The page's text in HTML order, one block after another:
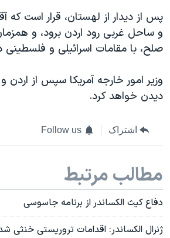
پس از دیدار از لهستان، قرار است که
و ساحل غربی رود اردن برود، و
صلح، با مقامات اسرائیلی و فلسطینی
وزیر امور خارجه آمریکا سپس از اردن
دیدن خواهد کرد.
اشتراک Follow us
مطالب مرتبط
دفاع کیث الکساندر از برنامه جاسوسی
ژنرال الکساندر: اقدامات تروريستی خنثی